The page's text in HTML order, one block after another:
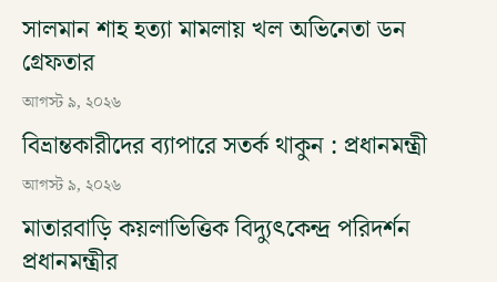
সালমান শাহ হত্যা মামলায় খল অভিনেতা ডন
গ্রেফতার
আগস্ট ৯, ২০২৬
বিভ্রান্তকারীদের ব্যাপারে সতর্ক থাকুন : প্রধানমন্ত্রী
আগস্ট ৯, ২০২৬
মাতারবাড়ি কয়লাভিত্তিক বিদ্যুৎকেন্দ্র পরিদর্শন
প্রধানমন্ত্রীর